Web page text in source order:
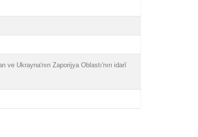
ve Ukrayna'nın Zaporijya Oblastı'nın idarî